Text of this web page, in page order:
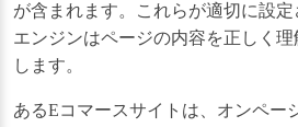
が含まれます。これらが適切に設
エンジンはページの内容を正しく
します。
あるEコマースサイトは、オンペー